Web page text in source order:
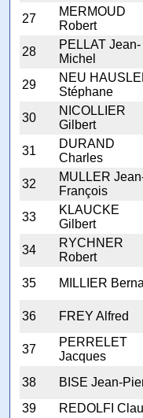
27
MERMOUD
Robert
28
PELLAT Jean-
Michel
29
NEU
Stéphane
30
NICOLLIER
Gilbert
31
DURAND
Charles
32
MULLER
François
33
KLAUCKE
Gilbert
34
RYCHNER
Robert
35 MILLIER
36 FREY Alfred
37
PERRELET
Jacques
38 BISE Jean-
39
REDOLFI